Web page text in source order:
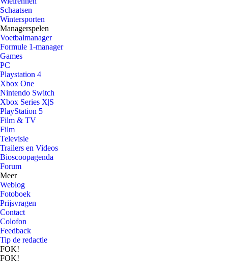
Schaatsen
Wintersporten
Managerspelen
Voetbalmanager
Formule 1-manager
Games
PC
Playstation 4
Xbox One
Nintendo Switch
Xbox Series X|S
PlayStation 5
Film & TV
Film
Televisie
Trailers en Videos
Bioscoopagenda
Forum
Meer
Weblog
Fotoboek
Prijsvragen
Contact
Colofon
Feedback
Tip de redactie
FOK!
FOK!